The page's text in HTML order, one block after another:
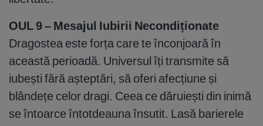
OUL 9 – Mesajul Iubirii Necondiționate
Dragostea este forța care te înconjoară în
această perioadă. Universul îți transmite să
iubești fără așteptări, să oferi afecțiune și
blândețe celor dragi. Ceea ce dăruiești din inimă
se întoarce întotdeauna însutit. Lasă barierele